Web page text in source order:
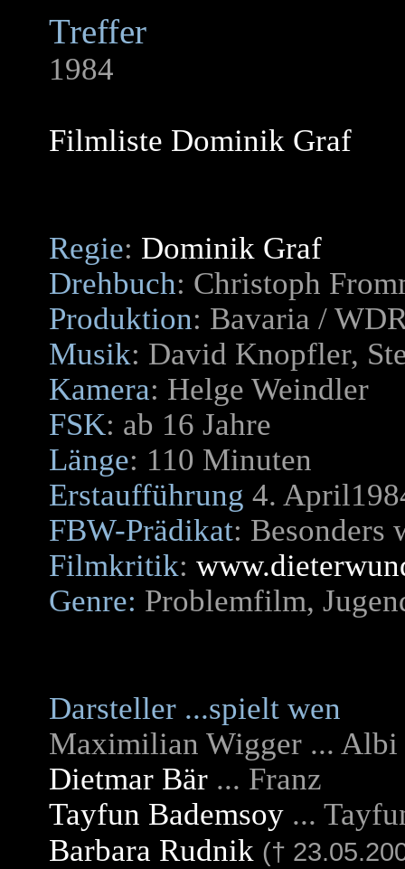
Treffer
1984
Filmliste Dominik Graf
Regie: Dominik Graf
Drehbuch: Christoph
Produktion: Bavaria /
Musik: David Knopfler,
Kamera: Helge Weindler
FSK: ab 16 Jahre
Länge: 110 Minuten
Erstaufführung 4.
FBW-Prädikat: Besonders
Filmkritik:
Genre: Problemfilm,
Darsteller ...spielt wen
Maximilian Wigger ... Albi
Dietmar Bär ... Franz
Tayfun Bademsoy ...
Barbara Rudnik (†